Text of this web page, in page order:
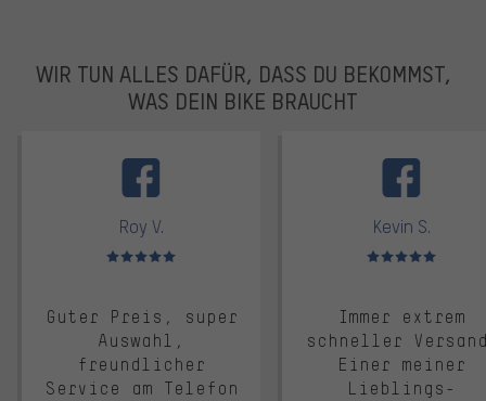
WIR TUN ALLES DAFÜR, DASS DU BEKOMMST,
WAS DEIN BIKE BRAUCHT
Roy V.
Bewertungen: 5 von 5
Guter Preis, super
Auswahl,
freundlicher
Service am Telefon
Kevin S.
Bewertungen: 5 von 5
Immer extrem
schneller
Einer meiner
Lieblings-